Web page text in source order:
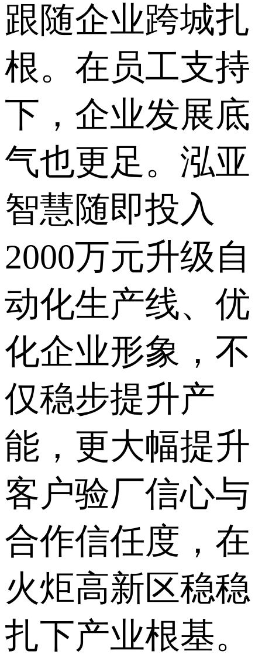
跟随企业跨城扎
根。在员工支持
下，企业发展底
气也更足。泓亚
智慧随即投入
2000万元升级自
动化生产线、优
化企业形象，不
仅稳步提升产
能，更大幅提升
客户验厂信心与
合作信任度，在
火炬高新区稳稳
扎下产业根基。